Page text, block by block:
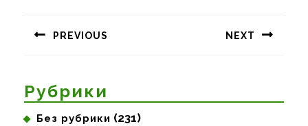
записям
PREVIOUS NEXT
Рубрики
Без рубрики (231)